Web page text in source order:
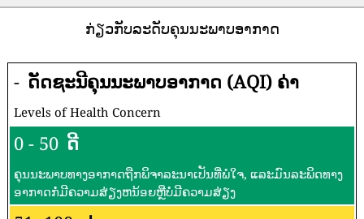
ກ່ຽວກັບລະດັບຄຸນນະພາບອາກາດ
- ດັດຊະນີຄຸນນະພາບອາກາດ (AQI) ຄ່າ
Levels of Health Concern
0 - 50 ດີ
ຄຸນນະພາບທາງອາກາດຖືກພິຈາລະນາເປັນທີ່ພໍໃຈ, ແລະມົນລະພິດທາງ
ອາກາດກໍ່ມີຄວາມສ່ຽງຫນ້ອຍຫຼືບໍ່ມີຄວາມສ່ຽງ